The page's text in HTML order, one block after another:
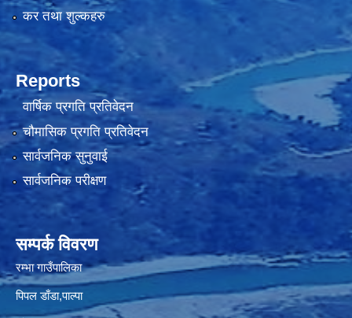
कर तथा शुल्कहरु
Reports
वार्षिक प्रगति प्रतिवेदन
चौमासिक प्रगति प्रतिवेदन
सार्वजनिक सुनुवाई
सार्वजनिक परीक्षण
सम्पर्क विवरण
रम्भा गाउँपालिका
पिपल डाँडा,पाल्पा